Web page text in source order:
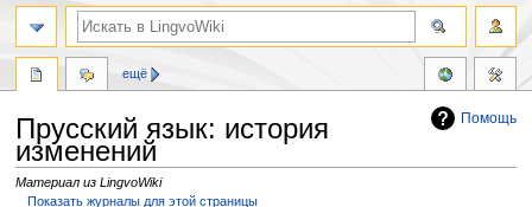
Помощь
Прусский язык: история
изменений
Материал из LingvoWiki
Показать журналы для этой страницы
ещё